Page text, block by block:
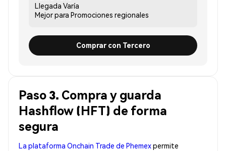
Llegada Varía
Mejor para Promociones regionales
Comprar con Tercero
Paso 3. Compra y guarda
Hashflow (HFT) de forma
segura
La plataforma Onchain Trade de Phemexpermite